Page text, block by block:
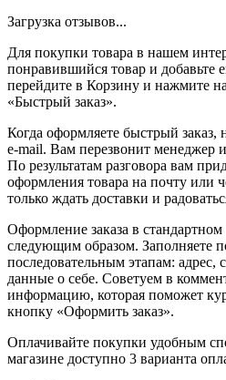
Загрузка отзывов...
Для покупки товара в нашем
понравившийся товар и добавьте
перейдите в Корзину и нажмите
«Быстрый заказ».
Когда оформляете быстрый
e-mail. Вам перезвонит менеджер
По результатам разговора вам
оформления товара на почту или
только ждать доставки и
Оформление заказа в
следующим образом. Заполняете
последовательным этапам: адрес,
данные о себе. Советуем в
информацию, которая поможет
кнопку «Оформить заказ».
Оплачивайте покупки удобным
магазине доступно 3 варианта